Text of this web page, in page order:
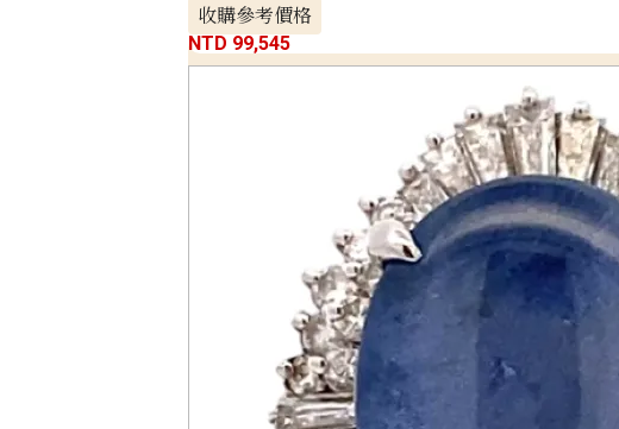
收購參考價格
NTD 99,545